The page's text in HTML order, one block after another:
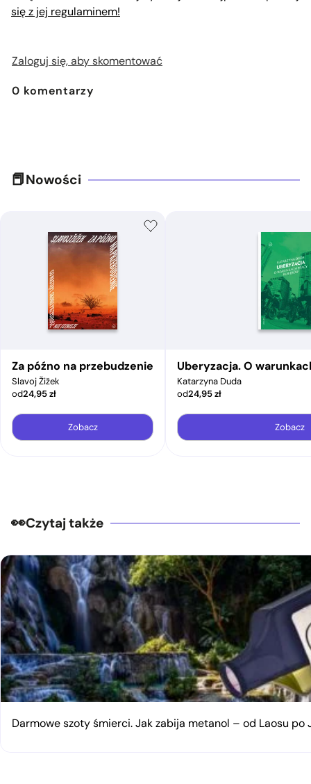
się z jej regulaminem!
Zaloguj się, aby skomentować
0 komentarzy
Nowości
Za późno na przebudzenie
Slavoj Žižek
od24,95zł
Zobacz
Uberyzacja. O
Katarzyna Duda
od24,95zł
Zobacz
Czytaj także
Darmowe szoty śmierci. Jak zabija metanol – od Laosu po